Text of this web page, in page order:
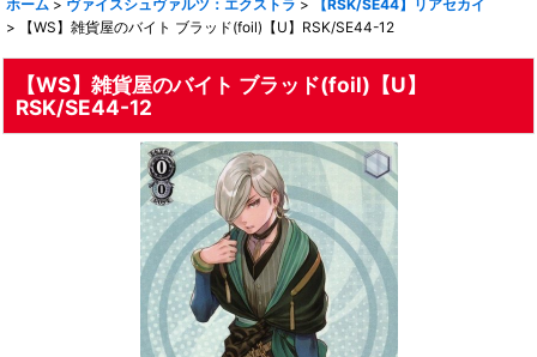
ホーム > ヴァイスシュヴァルツ：エクストラ >
【RSK/SE44】リアセカイ
>
【WS】雑貨屋のバイト ブラッド(foil)【U】RSK/SE44-12
【WS】雑貨屋のバイト ブラッド(foil)【U】
RSK/SE44-12